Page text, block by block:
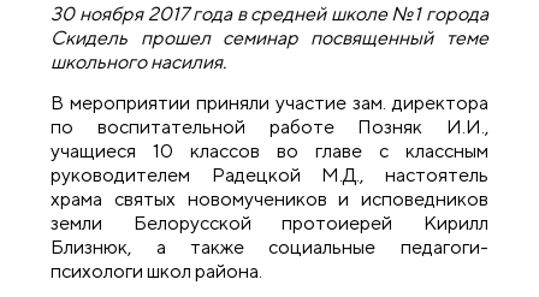
30 ноября 2017 года в средней школе №1 города
Скидель прошел семинар посвященный теме
школьного насилия.
В мероприятии приняли участие зам. директора
по воспитательной работе Позняк И.И.,
учащиеся 10 классов во главе с классным
руководителем Радецкой М.Д., настоятель
храма святых новомучеников и исповедников
земли Белорусской протоиерей Кирилл
Близнюк, а также социальные педагоги-
психологи школ района.